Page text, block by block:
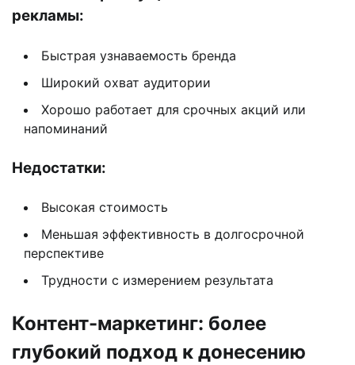
рекламы:
Быстрая узнаваемость бренда
Широкий охват аудитории
Хорошо работает для срочных акций или
напоминаний
Недостатки:
Высокая стоимость
Меньшая эффективность в долгосрочной
перспективе
Трудности с измерением результата
Контент-маркетинг: более
глубокий подход к донесению